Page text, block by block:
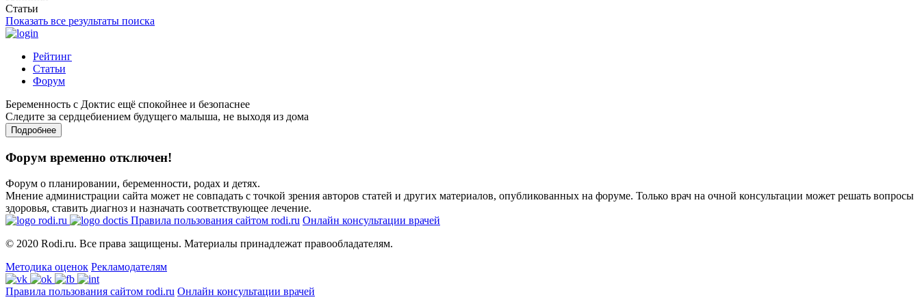
Статьи
Показать все результаты поиска
Рейтинг
Статьи
Форум
Беременность с Доктис ещё спокойнее и безопаснее
Следите за сердцебиением будущего малыша, не выходя из дома
Подробнее
Форум временно отключен!
Форум о планировании, беременности, родах и детях.
Мнение администрации сайта может не совпадать с точкой зрения авторов статей и других материалов, опубликованных на форуме. Только врач на очной консультации может решать вопросы
здоровья, ставить диагноз и назначать соответствующее лечение.
Правила пользования сайтом rodi.ru Онлайн консультации врачей
© 2020 Rodi.ru. Все права защищены. Материалы принадлежат правообладателям.
Методика оценок Рекламодателям
Правила пользования сайтом rodi.ru Онлайн консультации врачей